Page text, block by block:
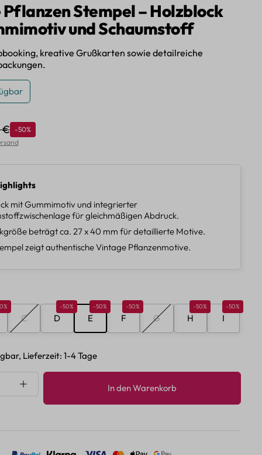
Stempel – Holzblock
und Schaumstoff
kreative Grußkarten sowie detailreiche
Preis:
€ Rabatt
-50%
mit Gummimotiv und integrierter
für gleichmäßigen Abdruck.
beträgt ca. 27 x 40 mm für detaillierte Motive.
zeigt authentische Vintage Pflanzenmotive.
ist zurzeit nicht verfügbar.)
50%
C
(Diese Option ist zurzeit nicht verfügbar.)
D
Rabatt 50%
-50%
E
Rabatt 50%
-50%
F
Rabatt 50%
-50%
G H
Rabatt 50%
-50%
I
Rabatt 50%
-50%
Lieferzeit: 1-4 Tage
Gib den gewünschten Wert ein
In den Warenkorb